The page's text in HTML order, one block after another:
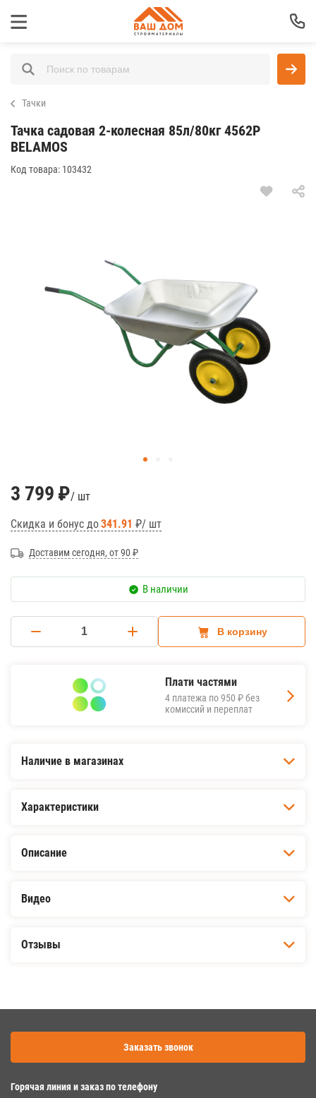
Тачки
Тачка садовая 2-колесная 85л/80кг 4562Р
BELAMOS
Код товара: 103432
3 799 ₽/ шт
Скидка и бонус до341.91 ₽/ шт
Доставим сегодня, от 90 ₽
В наличии
В корзину
Плати частями
4 платежа по950 ₽без
комиссий и переплат
Наличие в магазинах
Характеристики
Описание
Видео
Отзывы
Заказать звонок
Горячая линия и заказ по телефону